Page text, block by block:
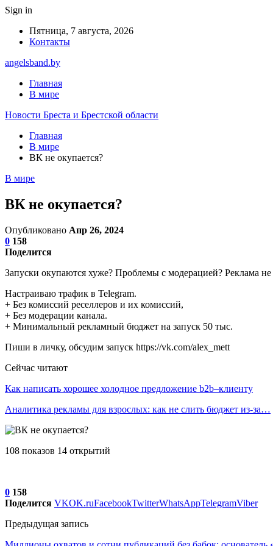
Sign in
Пятница, 7 августа, 2026
Контакты
angelsband.by
Главная
В мире
Новости Бреста и Брестской области
Главная
В мире
ВК не окупается?
В мире
ВК не окупается?
Опубликовано Апр 26, 2024
0 158
Поделится
Запуски окупаются хуже? Проблемы с модерацией? Реклама не
Настраиваю трафик в Telegram.
+ Без комиссий реселлеров и их комиссий,
+ Без модерации канала.
+ Минимальный рекламный бюджет на запуск 50 тыс.
Пиши в личку, обсудим запуск https://vk.com/alex_mett
Сейчас читают
Как написать хорошее холодное предложение b2b–клиенту
Аналитика рекламы для взрослых: как не слить бюджет из-за…
108 показов 14 открытий
0 158
Поделится VKOK.ruFacebookTwitterWhatsAppTelegramViber
Предыдущая запись